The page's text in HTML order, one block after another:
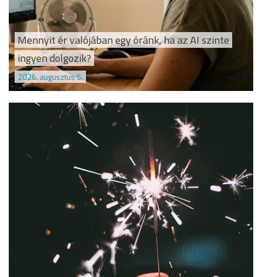
Mennyit ér valójában egy óránk, ha az AI szinte
ingyen dolgozik?
2026. augusztus 5.